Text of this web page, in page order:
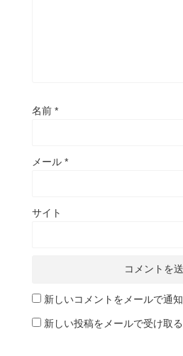
名前 *
メール *
サイト
新しいコメントをメールで通知
新しい投稿をメールで受け取る